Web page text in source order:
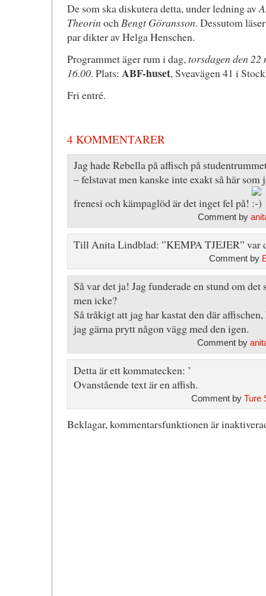
De som ska diskutera detta, under ledning av
TheorinochBengt Göransson. Dessutom
par dikter av Helga Henschen.
Programmet äger rum i dag,torsdagen den 22
16.00. Plats: ABF-huset, Sveavägen 41 i
Fri entré.
4 KOMMENTARER
Jag hade Rebella på affisch på
– felstavat men kanske inte exakt så här som
frenesi och kämpaglöd är det inget fel på!
Comment by
Till Anita Lindblad: ”KEMPA TJEJER” var
Comment by
Så var det ja! Jag funderade en stund om
men icke?
Så tråkigt att jag har kastat den där
jag gärna prytt någon vägg med den igen.
Comment by
Detta är ett kommatecken: ’
Ovanstående text är en affish.
Comment by Ture
Beklagar, kommentarsfunktionen är